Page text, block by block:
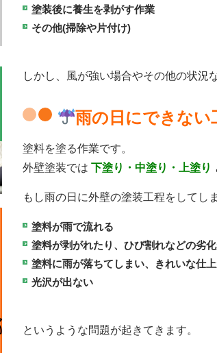
塗装後に養生を剥がす作業
その他(掃除や片付け)
しかし、風が強い場合やその他の状況
雨の日にできない
塗料を塗る作業です。
外壁塗装では 下塗り・中塗り・上塗り
もし雨の日に外壁の塗装工程をしてし
塗料が雨で流れる
塗料が剥がれたり、ひび割れなどの劣
塗料に雨が落ちてしまい、きれいな仕
光沢が出ない
というような問題が起きてきます。